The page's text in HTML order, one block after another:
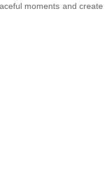
moments and create